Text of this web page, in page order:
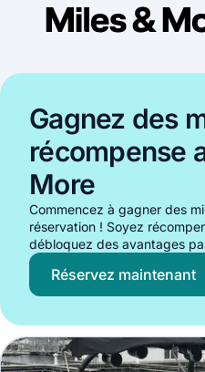
Gagnez des
récompense
More
Commencez à gagner des
réservation ! Soyez
débloquez des avantages
Réservez maintenant